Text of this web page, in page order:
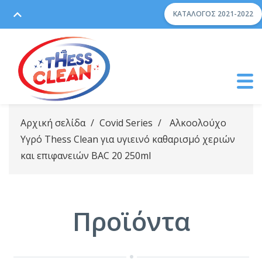
ΚΑΤΆΛΟΓΟΣ 2021-2022
Αρχική σελίδα / Covid Series /
Αλκοολούχο
Υγρό Thess Clean για υγιεινό καθαρισμό χεριών
και επιφανειών BAC 20 250ml
Προϊόντα